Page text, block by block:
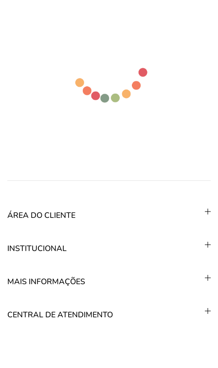
ÁREA DO CLIENTE
INSTITUCIONAL
MAIS INFORMAÇÕES
CENTRAL DE ATENDIMENTO